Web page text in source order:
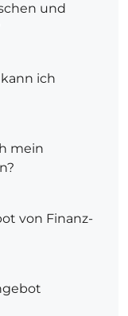
und
ich
mein
von Finanz-